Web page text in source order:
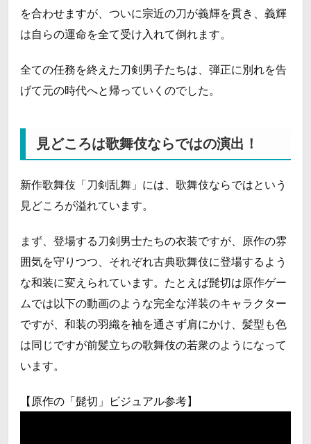
を合わせますが、ついに宗近の刀が義輝を貫き、義輝
は自らの運命を全て受け入れて倒れます。
全ての任務を終えた刀剣男子たちは、弾正に別れを告
げて元の時代へと帰っていくのでした。
見どころは歌舞伎ならではの演出！
新作歌舞伎「刀剣乱舞」には、歌舞伎ならではという
見どころが溢れています。
まず、登場する刀剣男士たちの衣装ですが、原作の雰
囲気を守りつつ、それぞれ古典歌舞伎に登場するよう
な和装に変えられています。たとえば髭切は原作ゲー
ムでは以下の動画のような完全な洋装のキャラクター
ですが、和装の羽織を袖を通さず肩にかけ、髪型も色
は同じですが前髪立ちの歌舞伎の若衆のようになって
います。
【原作の「髭切」ビジュアル参考】